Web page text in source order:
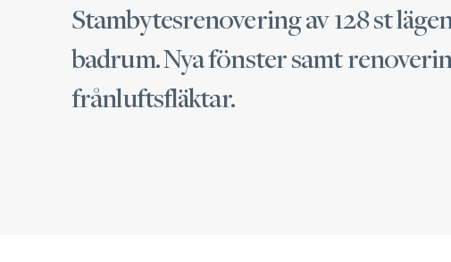
Stambytesrenovering av 128 st
badrum. Nya fönster samt
frånluftsfläktar.